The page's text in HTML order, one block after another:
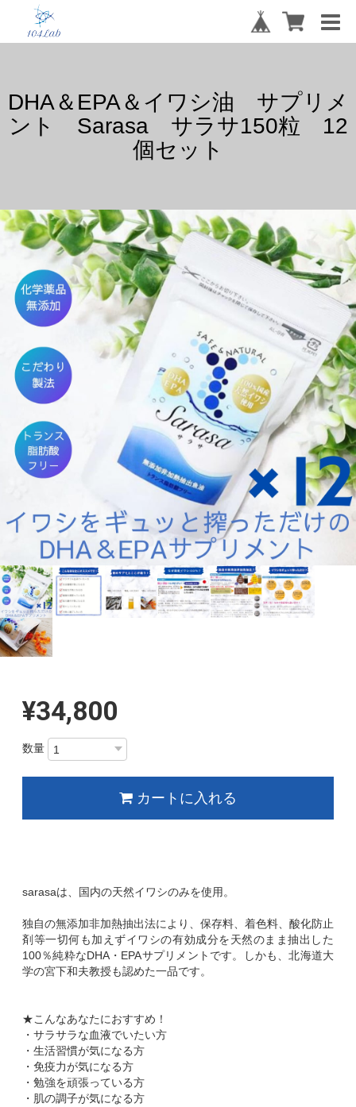
DHA＆EPA＆イワシ油 サプリメ
ント Sarasa サラサ150粒 12
個セット
¥34,800
数量
カートに入れる
sarasaは、国内の天然イワシのみを使用。
独自の無添加非加熱抽出法により、保存料、着色料、酸化防止
剤等一切何も加えずイワシの有効成分を天然のまま抽出した
100％純粋なDHA・EPAサプリメントです。しかも、北海道大
学の宮下和夫教授も認めた一品です。
★こんなあなたにおすすめ！
・サラサラな血液でいたい方
・生活習慣が気になる方
・免疫力が気になる方
・勉強を頑張っている方
・肌の調子が気になる方